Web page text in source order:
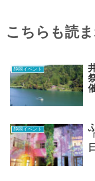
こちらも読
静岡イベント
静岡イベント